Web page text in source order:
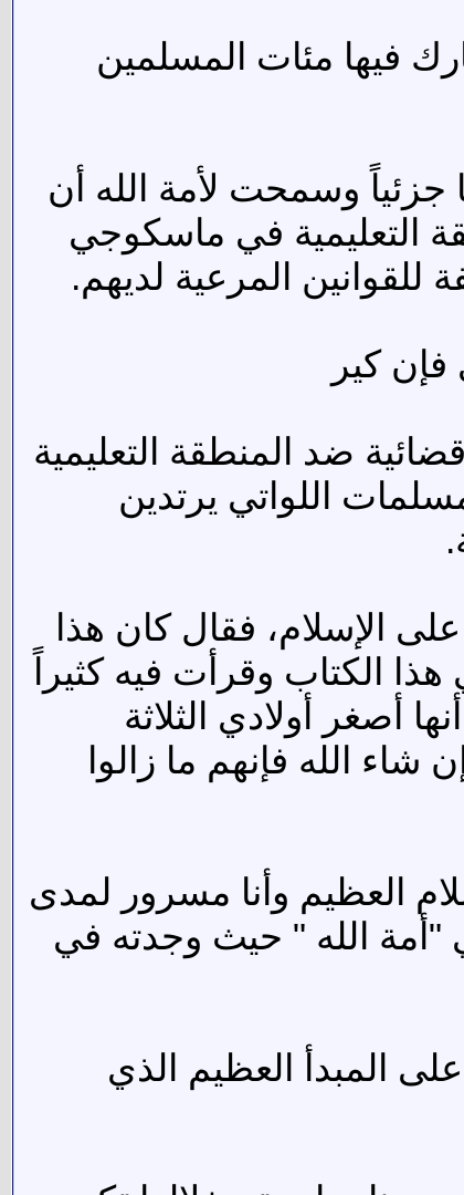
فيها مئات المسلمين
وسمحت لأمة الله أن
التعليمية في ماسكوجي
للقوانين المرعية لديهم.
كير
ضد المنطقة التعليمية
اللواتي يرتدين
الإسلام، فقال كان هذا
هذا الكتاب وقرأت فيه كثيراً
أصغر أولادي الثلاثة
شاء الله فإنهم ما زالوا
العظيم وأنا مسرور لمدى
"أمة الله " حيث وجدته في
على المبدأ العظيم الذي